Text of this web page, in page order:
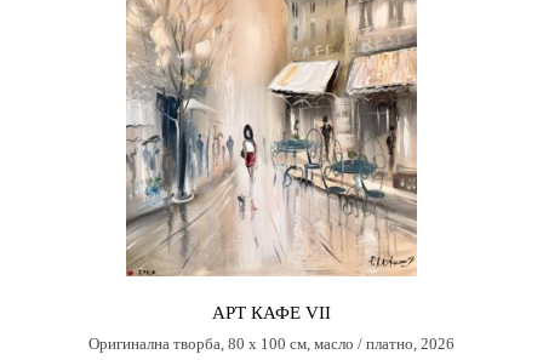
АРТ КАФЕ VII
Оригинална творба, 80 х 100 см, масло / платно, 2026